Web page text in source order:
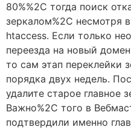
80%%2C тогда поиск
зеркалом%2C несмотря
htaccess. Если только
переезда на новый
то сам этап переклейки
порядка двух недель.
удалите старое главное
Важно%2C того в
подтвердили именно